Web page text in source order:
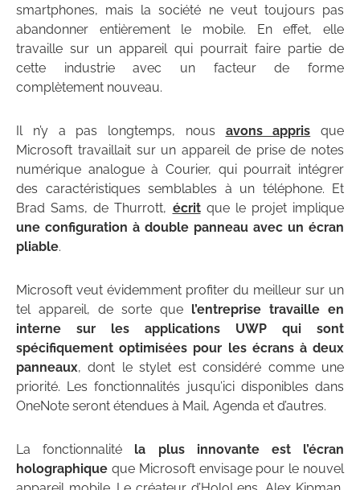
smartphones, mais la société ne veut toujours pas
abandonner entièrement le mobile. En effet, elle
travaille sur un appareil qui pourrait faire partie de
cette industrie avec un facteur de forme
complètement nouveau.
Il n’y a pas longtemps, nous avons appris que
Microsoft travaillait sur un appareil de prise de notes
numérique analogue à Courier, qui pourrait intégrer
des caractéristiques semblables à un téléphone. Et
Brad Sams, de Thurrott, écritque le projet implique
une configuration à double panneau avec un écran
pliable.
Microsoft veut évidemment profiter du meilleur sur un
tel appareil, de sorte que l’entreprise travaille en
interne sur les applications UWP qui sont
spécifiquement optimisées pour les écrans à deux
panneaux, dont le stylet est considéré comme une
priorité. Les fonctionnalités jusqu’ici disponibles dans
OneNote seront étendues à Mail, Agenda et d’autres.
La fonctionnalité la plus innovante est l’écran
holographique que Microsoft envisage pour le nouvel